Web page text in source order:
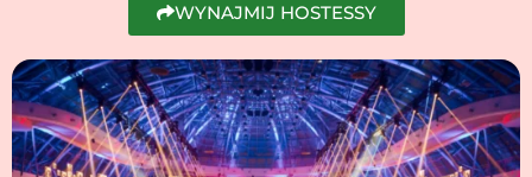
WYNAJMIJ HOSTESSY